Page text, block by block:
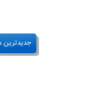
جدیدترین